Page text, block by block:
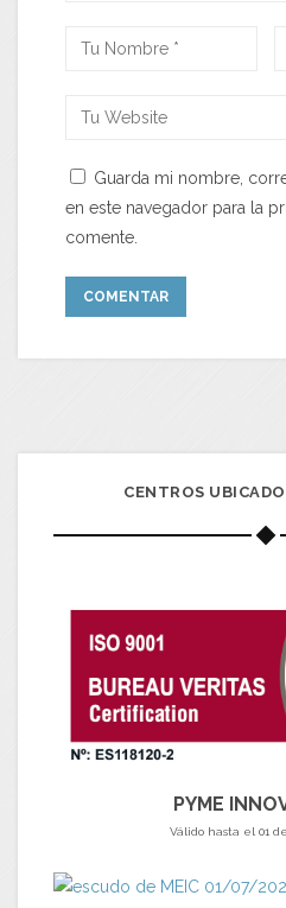
Guarda mi nombre,
en este navegador para la
comente.
CENTROS
PYME
Válido hasta el 01